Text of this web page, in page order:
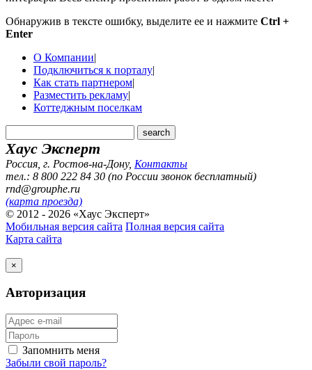
Обнаружив в тексте ошибку, выделите ее и нажмите Ctrl +
Enter
О Компании|
Подключиться к порталу|
Как стать партнером|
Разместить рекламу|
Коттеджным поселкам
Хаус Эксперт
Россия, г. Ростов-на-Дону, Контакты
тел.: 8 800 222 84 30 (по России звонок бесплатный)
rnd@grouphe.ru
(карта проезда)
© 2012 - 2026 «Хаус Эксперт»
Мобильная версия сайта Полная версия сайта
Карта сайта
×
Авторизация
Запомнить меня
Забыли свой пароль?